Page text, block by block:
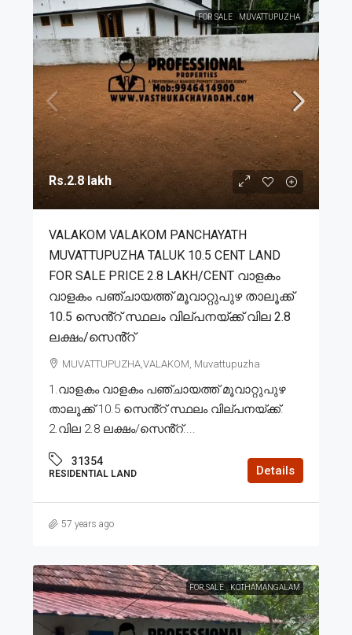
FOR SALE MUVATTUPUZHA
Rs.2.8 lakh
VALAKOM VALAKOM PANCHAYATH
MUVATTUPUZHA TALUK 10.5 CENT LAND
FOR SALE PRICE 2.8 LAKH/CENT വാളകം
വാളകം പഞ്ചായത്ത് മൂവാറ്റുപുഴ താലൂക്ക്
10.5 സെൻ്റ് സ്ഥലം വില്പനയ്ക്ക് വില 2.8
ലക്ഷം/സെൻ്റ്
MUVATTUPUZHA,VALAKOM, Muvattupuzha
1.വാളകം വാളകം പഞ്ചായത്ത് മൂവാറ്റുപുഴ
താലൂക്ക് 10.5 സെൻ്റ് സ്ഥലം വില്പനയ്ക്ക്.
2.വില 2.8 ലക്ഷം/സെൻ്റ്....
31354
RESIDENTIAL LAND Details
57 years ago
FOR SALE KOTHAMANGALAM